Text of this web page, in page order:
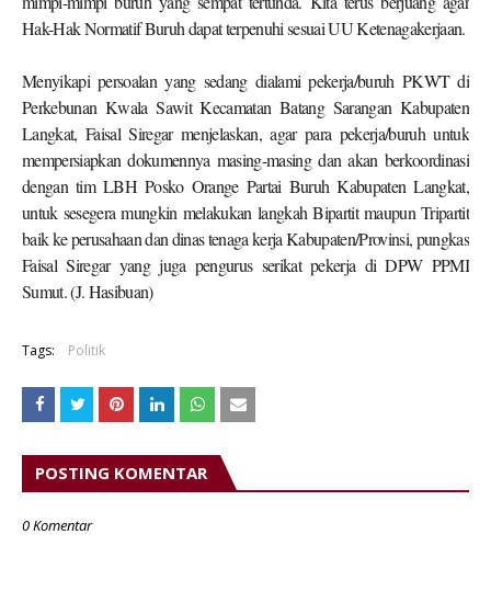
Hak-Hak Normatif Buruh dapat terpenuhi sesuai UU Ketenagakerjaan.
Menyikapi persoalan yang sedang dialami pekerja/buruh PKWT di
Perkebunan Kwala Sawit Kecamatan Batang Sarangan Kabupaten
Langkat, Faisal Siregar menjelaskan, agar para pekerja/buruh untuk
mempersiapkan dokumennya masing-masing dan akan berkoordinasi
dengan tim LBH Posko Orange Partai Buruh Kabupaten Langkat,
untuk sesegera mungkin melakukan langkah Bipartit maupun Tripartit
baik ke perusahaan dan dinas tenaga kerja Kabupaten/Provinsi, pungkas
Faisal Siregar yang juga pengurus serikat pekerja di DPW PPMI
Sumut. (J. Hasibuan)
Tags: Politik
POSTING KOMENTAR
0 Komentar